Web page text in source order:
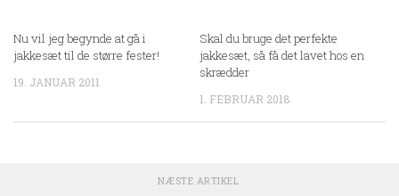
Nu vil jeg begynde at gå i
jakkesæt til de større fester!
19. JANUAR 2011
Skal du bruge det perfekte
jakkesæt, så få det lavet hos en
skrædder
1. FEBRUAR 2018
NÆSTE ARTIKEL